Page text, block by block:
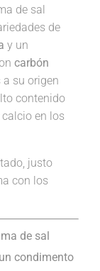
de sal
de
y un
carbón
a su origen
contenido
en los
justo
con los
de sal
condimento